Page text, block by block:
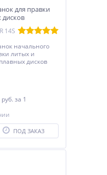
для правки
дисков
14S
начального
литых и
дисков
руб. за 1
ПОД ЗАКАЗ